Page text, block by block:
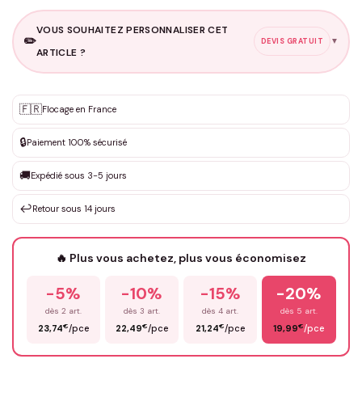
✏️
VOUS SOUHAITEZ PERSONNALISER CET
ARTICLE ?
DEVIS GRATUIT ▼
✨ Personnalisation sur mesure
DEVIS GRATUIT · Personnalisation de 3 à 10€ selon la demande
Que souhaitez-vous ?*
Votre texte / idée*
Prénom*
🇫🇷Flocage en France
🔒Paiement 100% sécurisé
🚚Expédié sous 3-5 jours
↩️Retour sous 14 jours
🔥 Plus vous achetez, plus vous économisez
-5%
dès 2 art.
23,74€/pce
-10%
dès 3 art.
22,49€/pce
-15%
dès 4 art.
21,24€/pce
-20%
dès 5 art.
19,99€/pce